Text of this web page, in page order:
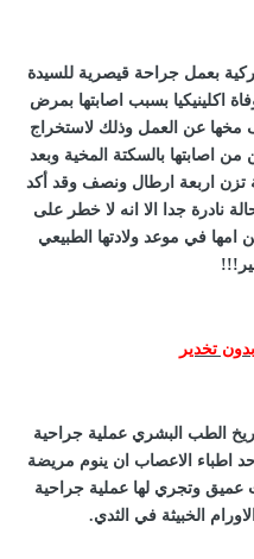
بعمل جراحة قيصرية للسيدة
اكلينيكيا بسبب اصابتها بمرض
مخها عن العمل وذلك لاستخراج
اصابتها بالسكتة المخية وبعد
تزن اربعة ارطال ونصف وقد أكد
نادرة جدا الا انه لا خطر على
في موعد ولادتها الطبيعي
تخدير
الطب البشري عملية جراحية
اطباء الاعصاب ان ينوم مريضة
وتجري لها عملية جراحية
الخبيثة في الثدي.